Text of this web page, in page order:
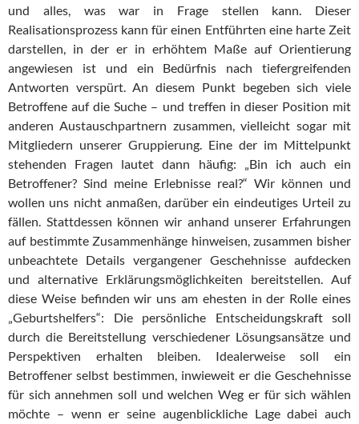
und alles, was war in Frage stellen kann. Dieser
Realisationsprozess kann für einen Entführten eine harte Zeit
darstellen, in der er in erhöhtem Maße auf Orientierung
angewiesen ist und ein Bedürfnis nach tiefergreifenden
Antworten verspürt. An diesem Punkt begeben sich viele
Betroffene auf die Suche – und treffen in dieser Position mit
anderen Austauschpartnern zusammen, vielleicht sogar mit
Mitgliedern unserer Gruppierung. Eine der im Mittelpunkt
stehenden Fragen lautet dann häufig: „Bin ich auch ein
Betroffener? Sind meine Erlebnisse real?“ Wir können und
wollen uns nicht anmaßen, darüber ein eindeutiges Urteil zu
fällen. Stattdessen können wir anhand unserer Erfahrungen
auf bestimmte Zusammenhänge hinweisen, zusammen bisher
unbeachtete Details vergangener Geschehnisse aufdecken
und alternative Erklärungsmöglichkeiten bereitstellen. Auf
diese Weise befinden wir uns am ehesten in der Rolle eines
„Geburtshelfers“: Die persönliche Entscheidungskraft soll
durch die Bereitstellung verschiedener Lösungsansätze und
Perspektiven erhalten bleiben. Idealerweise soll ein
Betroffener selbst bestimmen, inwieweit er die Geschehnisse
für sich annehmen soll und welchen Weg er für sich wählen
möchte – wenn er seine augenblickliche Lage dabei auch